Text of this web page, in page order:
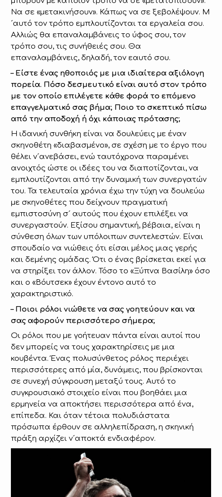
Να σε «μετακινήσουν». Κάπως να σε ξεβολέψουν. Μ
´αυτό τον τρόπο εμπλουτίζονται τα εργαλεία σου.
Αλλιώς θα επαναλαμβάνεις το ύφος σου, τον
τρόπο σου, τις συνήθειές σου. Θα
επαναλαμβάνεις, δηλαδή, τον εαυτό σου.
– Είστε ένας ηθοποιός με μια ιδιαίτερα αξιόλογη
πορεία. Πόσο δεσμευτικό είναι αυτό στον τρόπο
με τον οποίο επιλέγετε κάθε φορά το επόμενο
επαγγελματικό σας βήμα; Ποιο το σκεπτικό πίσω
από την αποδοχή ή όχι κάποιας πρότασης;
Η ιδανική συνθήκη είναι να δουλεύεις με έναν
σκηνοθέτη «διαβασμένο», σε σχέση με το έργο που
θέλει ν´ανεβάσει, ενώ ταυτόχρονα παραμένει
ανοιχτός ώστε οι ιδέες του να διαποτίζονται, να
εμπλουτίζονται από την δυναμική των συνεργατών
του. Τα τελευταία χρόνια έχω την τύχη να δουλεύω
με σκηνοθέτες που δείχνουν πραγματική
εμπιστοσύνη σ´ αυτούς που έχουν επιλέξει να
συνεργαστούν. Εξίσου σημαντική, βέβαια, είναι η
σύνθεση όλων των υπόλοιπων συντελεστών. Είναι
σπουδαίο να νιώθεις ότι είσαι μέλος μιας γερής
και δεμένης ομάδας. Ότι ο ένας βρίσκεται εκεί για
να στηρίξει τον άλλον. Τόσο το «Ξύπνα Βασίλη» όσο
και ο «Βόυτσεκ» έχουν έντονο αυτό το
χαρακτηριστικό.
– Ποιοι ρόλοι νιώθετε να σας γοητεύουν και να
σας αφορούν περισσότερο σήμερα;
Οι ρόλοι που με γοήτευαν πάντα είναι αυτοί που
δεν μπορείς να τους χαρακτηρίσεις με μια
κουβέντα. Ένας πολυσύνθετος ρόλος περιέχει
περισσότερες από μία, δυνάμεις, που βρίσκονται
σε συνεχή σύγκρουση μεταξύ τους. Αυτό το
συγκρουσιακό στοιχείο είναι που βοηθάει μια
ερμηνεία να αποκτήσει περισσότερα από ένα,
επίπεδα. Και όταν τέτοια πολυδιάστατα
πρόσωπα έρθουν σε αλληλεπίδραση, η σκηνική
πράξη αρχίζει ν´αποκτά ενδιαφέρον.